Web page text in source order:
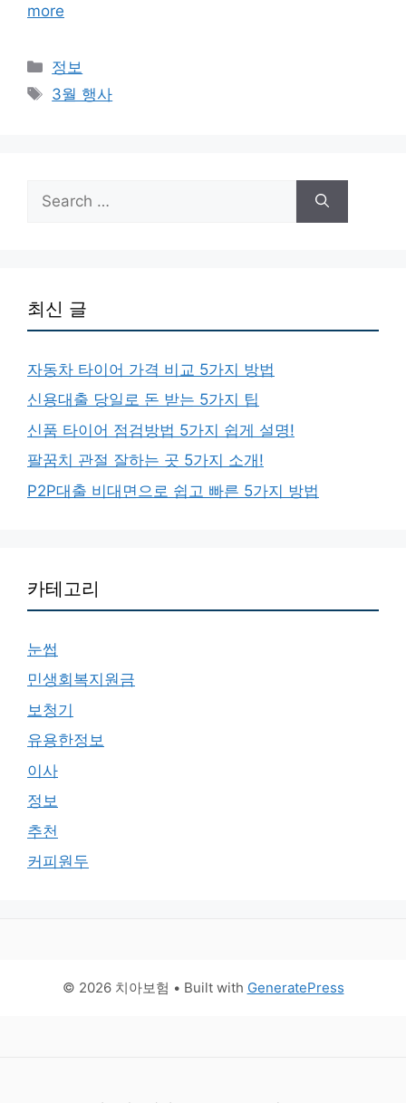
more
Categories
정보
Tags
3월 행사
for:
최신 글
자동차 타이어 가격 비교 5가지 방법
신용대출 당일로 돈 받는 5가지 팁
신품 타이어 점검방법 5가지 쉽게 설명!
팔꿈치 관절 잘하는 곳 5가지 소개!
P2P대출 비대면으로 쉽고 빠른 5가지 방법
카테고리
눈썹
민생회복지원금
보청기
유용한정보
이사
정보
추천
커피원두
© 2026 치아보험 • Built with GeneratePress